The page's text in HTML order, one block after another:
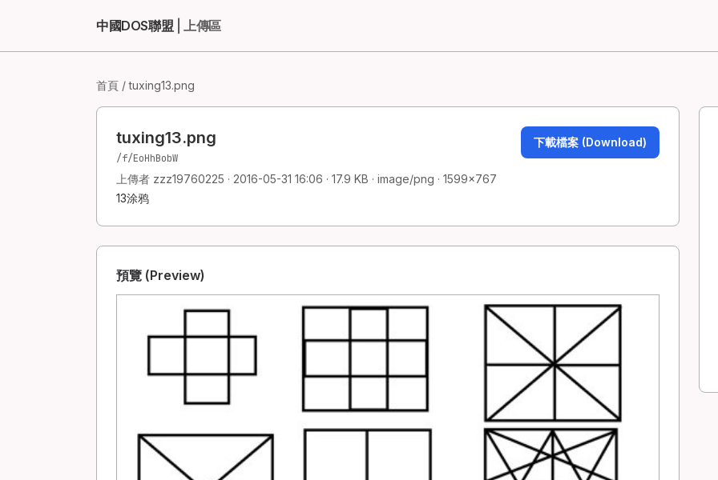
中國DOS聯盟 | 上傳區
首頁 / tuxing13.png
tuxing13.png
/f/EoHhBobW
上傳者 zzz19760225 · 2016-05-31 16:06 · 17.9 KB · image/png · 1599×767
13涂鸦
下載檔案 (Download)
預覽 (Preview)